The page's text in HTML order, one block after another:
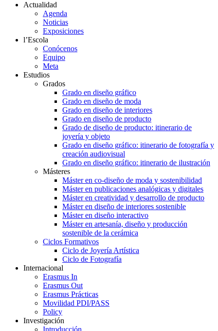
Actualidad
Agenda
Noticias
Exposiciones
l’Escola
Conócenos
Equipo
Meta
Estudios
Grados
Grado en diseño gráfico
Grado en diseño de moda
Grado en diseño de interiores
Grado en diseño de producto
Grado de diseño de producto: itinerario de
joyería y objeto
Grado en diseño gráfico: itinerario de fotografía y
creación audiovisual
Grado en diseño gráfico: itinerario de ilustración
Másteres
Máster en co-diseño de moda y sostenibilidad
Máster en publicaciones analógicas y digitales
Máster en creatividad y desarrollo de producto
Máster en diseño de interiores sostenible
Máster en diseño interactivo
Máster en artesanía, diseño y producción
sostenible de la cerámica
Ciclos Formativos
Ciclo de Joyería Artística
Ciclo de Fotografía
Internacional
Erasmus In
Erasmus Out
Erasmus Prácticas
Movilidad PDI/PASS
Policy
Investigación
Introducción